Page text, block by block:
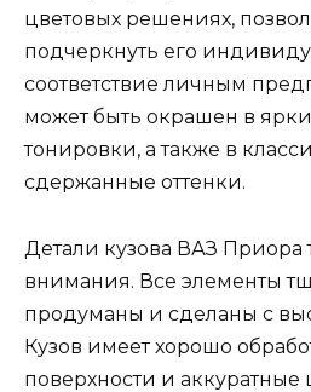
цветовых решениях,
подчеркнуть его
соответствие личным
может быть окрашен в
тонировки, а также в
сдержанные оттенки.
Детали кузова ВАЗ Приора
внимания. Все элементы
продуманы и сделаны с
Кузов имеет хорошо
поверхности и аккуратные